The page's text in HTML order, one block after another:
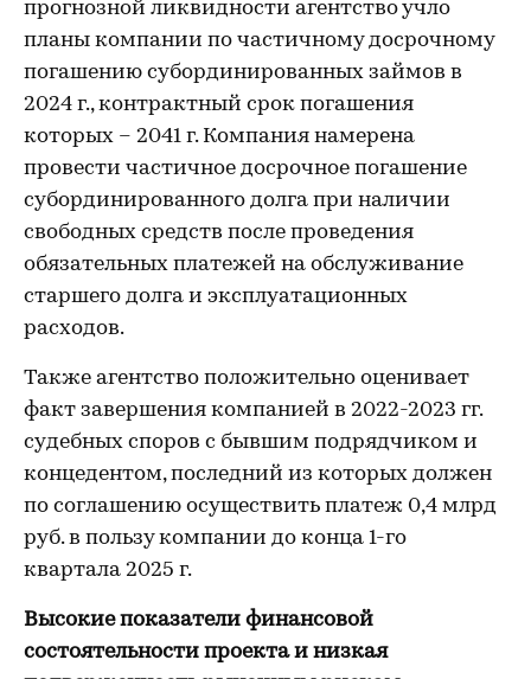
прогнозной ликвидности агентство учло
планы компании по частичному досрочному
погашению субординированных займов в
2024 г., контрактный срок погашения
которых – 2041 г. Компания намерена
провести частичное досрочное погашение
субординированного долга при наличии
свободных средств после проведения
обязательных платежей на обслуживание
старшего долга и эксплуатационных
расходов.
Также агентство положительно оценивает
факт завершения компанией в 2022-2023 гг.
судебных споров с бывшим подрядчиком и
концедентом, последний из которых должен
по соглашению осуществить платеж 0,4 млрд
руб. в пользу компании до конца 1-го
квартала 2025 г.
Высокие показатели финансовой
состоятельности проекта и низкая